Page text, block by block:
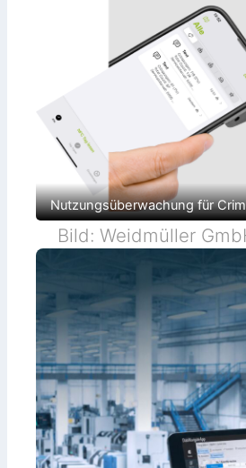
Nutzungsüberwachung für
Bild: Weidmüller